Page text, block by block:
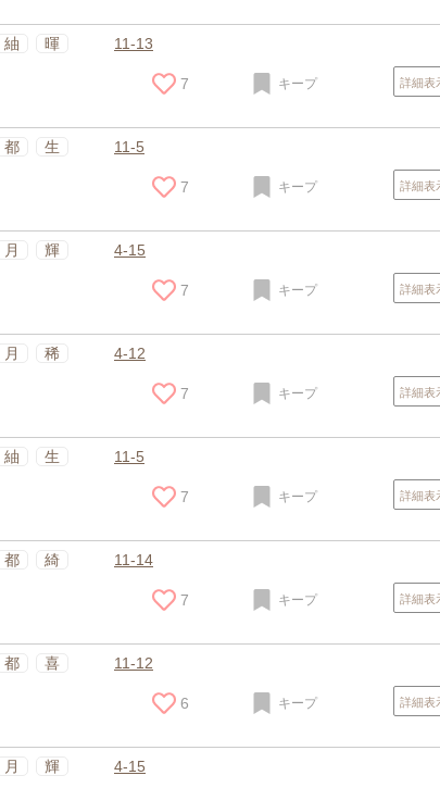
紬 暉 11-13
7 キープ 詳細表
都 生 11-5
7 キープ 詳細表
月 輝 4-15
7 キープ 詳細表
月 稀 4-12
7 キープ 詳細表
紬 生 11-5
7 キープ 詳細表
都 綺 11-14
7 キープ 詳細表
都 喜 11-12
6 キープ 詳細表
月 輝 4-15